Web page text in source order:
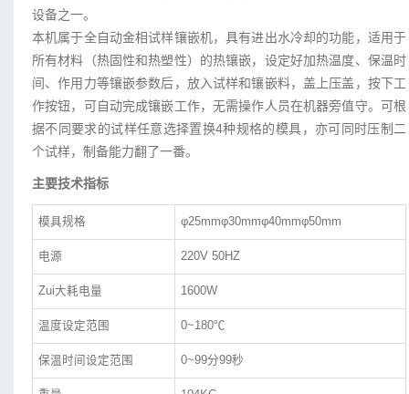
设备之一。
本机属于全自动金相试样镶嵌机，具有进出水冷却的功能，适用于
所有材料（热固性和热塑性）的热镶嵌，设定好加热温度、保温时
间、作用力等镶嵌参数后，放入试样和镶嵌料，盖上压盖，按下工
作按钮，可自动完成镶嵌工作，无需操作人员在机器旁值守。可根
据不同要求的试样任意选择置换4种规格的模具，亦可同时压制二
个试样，制备能力翻了一番。
主要技术指标
模具规格 φ25mmφ30mmφ40mmφ50mm
电源 220V 50HZ
Zui大耗电量 1600W
温度设定范围 0~180℃
保温时间设定范围 0~99分99秒